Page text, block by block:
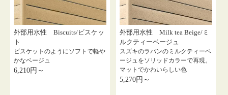
外部用水性 Biscuits/ビスケッ
ト
ビスケットのようにソフトで軽や
かなベージュ
6,210円～
外部用水性 Milk tea Beige/ミ
ルクティーベージュ
スズキのラパンのミルクティーベ
ージュをソリッドカラーで再現。
マットでかわいらしい色
5,270円～